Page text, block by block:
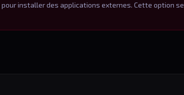
pour installer des applications externes. Cette option